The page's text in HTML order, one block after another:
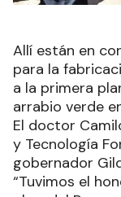
Allí están en
para la
a la primera
arrabio verde
El doctor
y Tecnología
gobernador
“Tuvimos el